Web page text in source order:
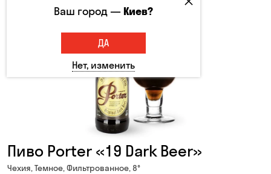
Пиво Porter «19 Dark Beer»
Чехия, Темное, Фильтрованное, 8°
Ваш город —Киев?
ДА
Нет, изменить